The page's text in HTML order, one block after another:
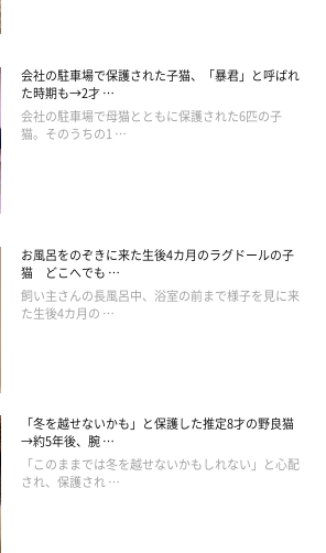
会社の駐車場で保護された子猫、「暴君」と呼ばれ
た時期も→2才 …
会社の駐車場で母猫とともに保護された6匹の子
猫。そのうちの1 …
お風呂をのぞきに来た生後4カ月のラグドールの子
猫 どこへでも …
飼い主さんの長風呂中、浴室の前まで様子を見に来
た生後4カ月の …
「冬を越せないかも」と保護した推定8才の野良猫
→約5年後、腕 …
「このままでは冬を越せないかもしれない」と心配
され、保護され …